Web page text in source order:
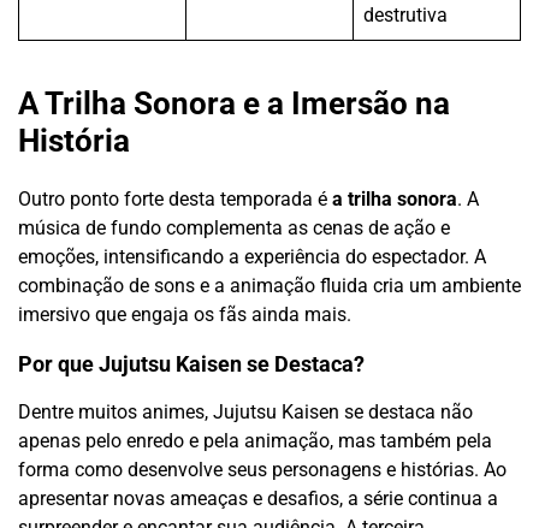
destrutiva
A Trilha Sonora e a Imersão na
História
Outro ponto forte desta temporada é a trilha sonora. A
música de fundo complementa as cenas de ação e
emoções, intensificando a experiência do espectador. A
combinação de sons e a animação fluida cria um ambiente
imersivo que engaja os fãs ainda mais.
Por que Jujutsu Kaisen se Destaca?
Dentre muitos animes, Jujutsu Kaisen se destaca não
apenas pelo enredo e pela animação, mas também pela
forma como desenvolve seus personagens e histórias. Ao
apresentar novas ameaças e desafios, a série continua a